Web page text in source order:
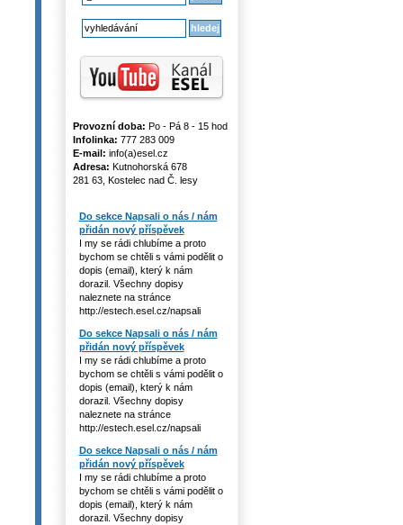
Provozní doba: Po - Pá 8 - 15 hod
Infolinka: 777 283 009
E-mail: info(a)esel.cz
Adresa: Kutnohorská 678
281 63, Kostelec nad Č. lesy
Do sekce Napsali o nás / nám
přidán nový příspěvek
I my se rádi chlubíme a proto
bychom se chtěli s vámi podělit o
dopis (email), který k nám
dorazil. Všechny dopisy
naleznete na stránce
http://estech.esel.cz/napsali
Do sekce Napsali o nás / nám
přidán nový příspěvek
I my se rádi chlubíme a proto
bychom se chtěli s vámi podělit o
dopis (email), který k nám
dorazil. Všechny dopisy
naleznete na stránce
http://estech.esel.cz/napsali
Do sekce Napsali o nás / nám
přidán nový příspěvek
I my se rádi chlubíme a proto
bychom se chtěli s vámi podělit o
dopis (email), který k nám
dorazil. Všechny dopisy